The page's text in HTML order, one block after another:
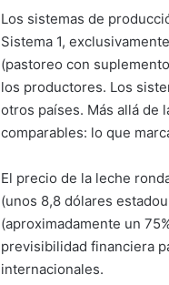
Los sistemas de
Sistema 1,
(pastoreo con
los productores. Los
otros países. Más allá de
comparables: lo que
El precio de la leche
(unos 8,8 dólares
(aproximadamente un
previsibilidad financiera
internacionales.